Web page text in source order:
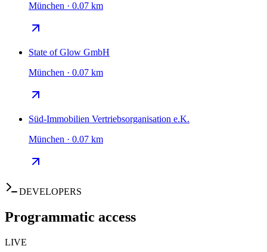
München · 0.07 km
State of Glow GmbH
München · 0.07 km
Süd-Immobilien Vertriebsorganisation e.K.
München · 0.07 km
DEVELOPERS
Programmatic access
LIVE